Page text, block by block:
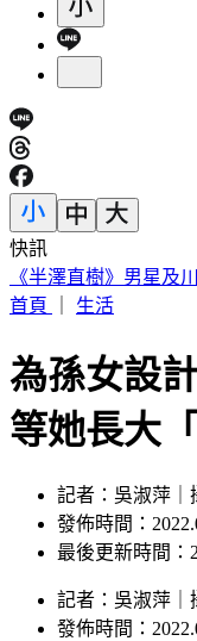
快訊
台中今晚送肉粽！
煞路線
為孫女設
等她長大
記者：吳淑萍｜
發佈時間：
記者：吳淑萍｜